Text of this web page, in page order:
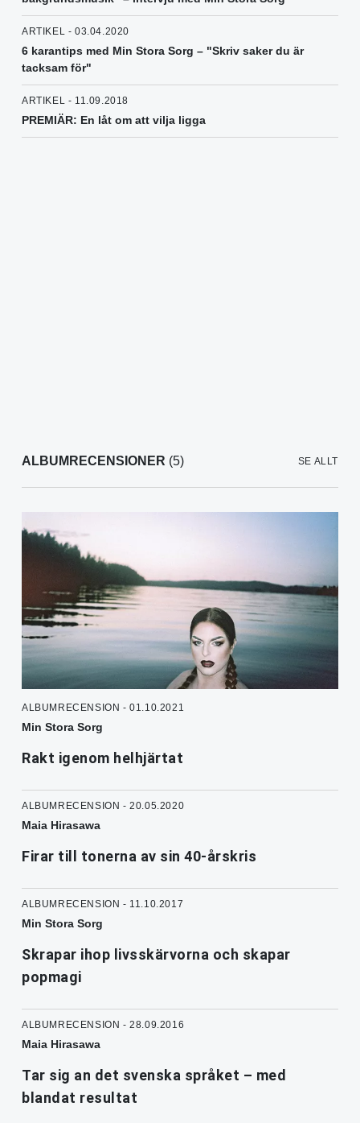
ARTIKEL - 03.04.2020
6 karantips med Min Stora Sorg – "Skriv saker du är
tacksam för"
ARTIKEL - 11.09.2018
PREMIÄR: En låt om att vilja ligga
ALBUMRECENSIONER (5) SE ALLT
ALBUMRECENSION - 01.10.2021
Min Stora Sorg
Rakt igenom helhjärtat
ALBUMRECENSION - 20.05.2020
Maia Hirasawa
Firar till tonerna av sin 40-årskris
ALBUMRECENSION - 11.10.2017
Min Stora Sorg
Skrapar ihop livsskärvorna och skapar
popmagi
ALBUMRECENSION - 28.09.2016
Maia Hirasawa
Tar sig an det svenska språket – med
blandat resultat